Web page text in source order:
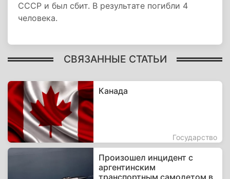
СССР и был сбит. В результате погибли 4
человека.
СВЯЗАННЫЕ СТАТЬИ
Канада
Государство
Произошел инцидент с
аргентинским
транспортным самолетом в